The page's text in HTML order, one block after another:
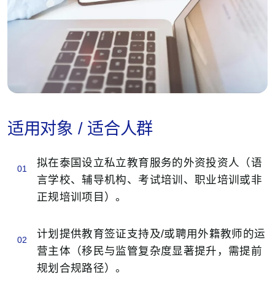
适用对象 / 适合人群
01
拟在泰国设立私立教育服务的外资投资人（语
言学校、辅导机构、考试培训、职业培训或非
正规培训项目）。
02
计划提供教育签证支持及/或聘用外籍教师的运
营主体（移民与监管复杂度显著提升，需提前
规划合规路径）。